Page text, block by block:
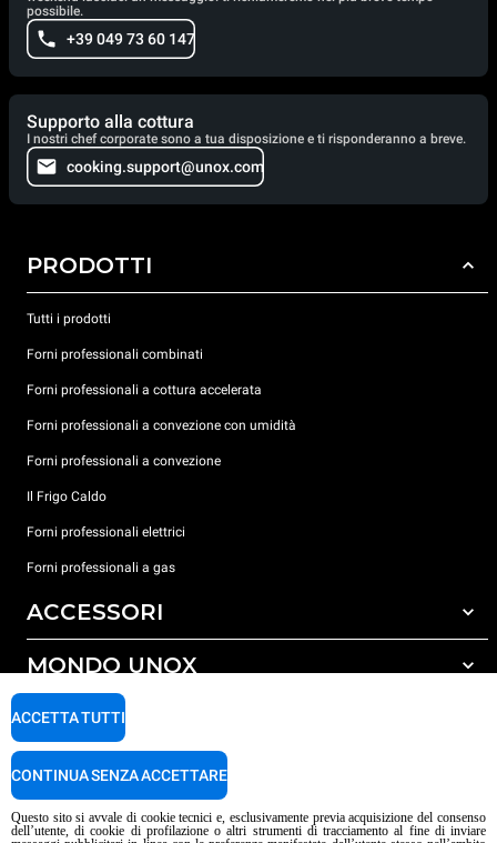
possibile.
+39 049 73 60 147
Supporto alla cottura
I nostri chef corporate sono a tua disposizione e ti risponderanno a breve.
cooking.support@unox.com
PRODOTTI
Tutti i prodotti
Forni professionali combinati
Forni professionali a cottura accelerata
Forni professionali a convezione con umidità
Forni professionali a convezione
Il Frigo Caldo
Forni professionali elettrici
Forni professionali a gas
ACCESSORI
Tutti gli accessori
Detergenti per lavaggio automatico
Detergenti per lavaggio manuale
Trattamento acqua con filtro a resine
MONDO UNOX
Le nostre sedi nel mondo
Carriere Unox
SUPPORTO
Garanzia Unox
Questo sito si avvale di cookie tecnici e, esclusivamente previa acquisizione del consenso
dell’utente, di cookie di profilazione o altri strumenti di tracciamento al fine di inviare
ACCETTA TUTTI
CONTINUA SENZA ACCETTARE